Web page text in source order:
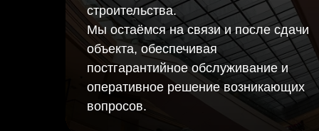
строительства.
Мы остаёмся на связи и после сдачи
объекта, обеспечивая
постгарантийное обслуживание и
оперативное решение возникающих
вопросов.